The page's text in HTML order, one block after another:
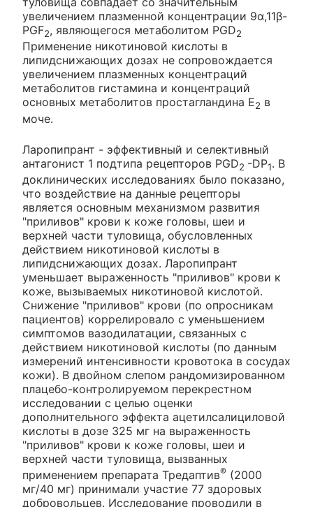
увеличением плазменной концентрации 9α,11β-
PGF2, являющегося метаболитом PGD2
Применение никотиновой кислоты в
липидснижающих дозах не сопровождается
увеличением плазменных концентраций
метаболитов гистамина и концентраций
основных метаболитов простагландина Е2 в
моче.
Ларопипрант - эффективный и селективный
антагонист 1 подтипа рецепторов PGD2 -DP1. В
доклинических исследованиях было показано,
что воздействие на данные рецепторы
является основным механизмом развития
"приливов" крови к коже головы, шеи и
верхней части туловища, обусловленных
действием никотиновой кислоты в
липидснижающих дозах. Ларопипрант
уменьшает выраженность "приливов" крови к
коже, вызываемых никотиновой кислотой.
Снижение "приливов" крови (по опросникам
пациентов) коррелировало с уменьшением
симптомов вазодилатации, связанных с
действием никотиновой кислоты (по данным
измерений интенсивности кровотока в сосудах
кожи). В двойном слепом рандомизированном
плацебо-контролируемом перекрестном
исследовании с целью оценки
дополнительного эффекта ацетилсалициловой
кислоты в дозе 325 мг на выраженность
"приливов" крови к коже головы, шеи и
верхней части туловища, вызванных
применением препарата Тредаптив® (2000
мг/40 мг) принимали участие 77 здоровых
добровольцев. Исследование проводили в